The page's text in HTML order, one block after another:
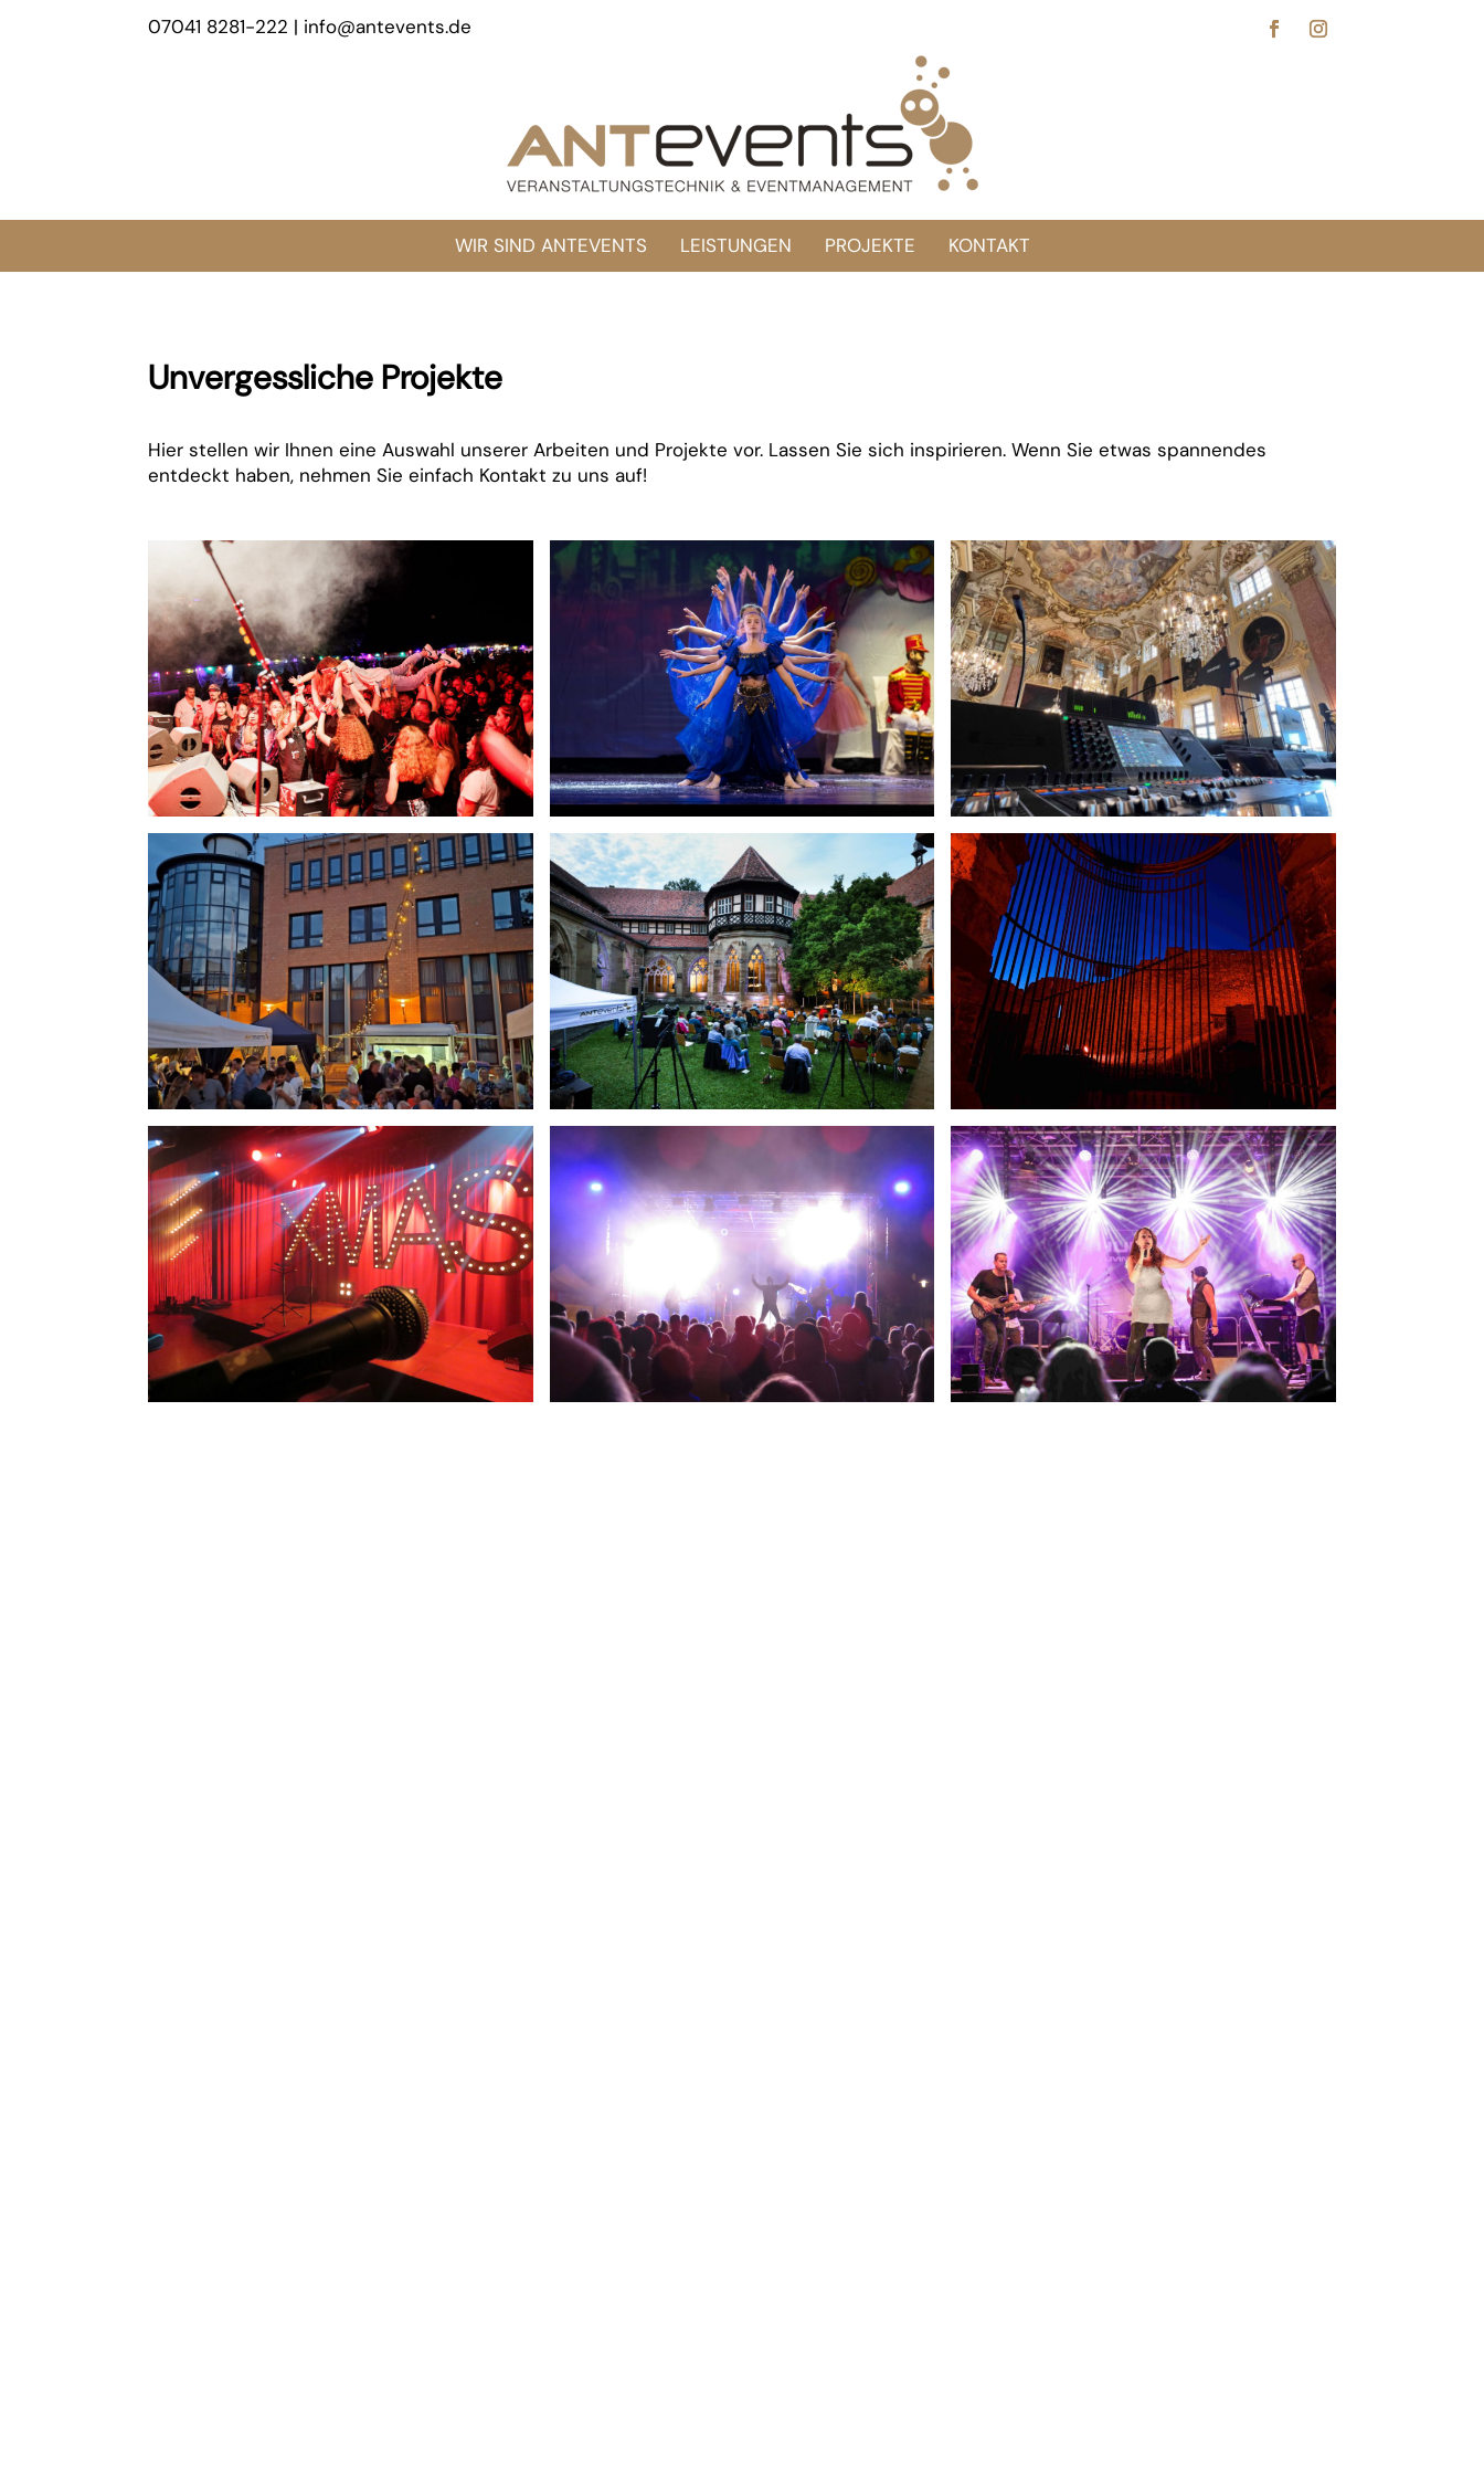
07041 8281-222 | info@antevents.de
KONTAKT
PROJEKTE
LEISTUNGEN
WIR SIND ANTEVENTS
Unvergessliche Projekte
Hier stellen wir Ihnen eine Auswahl unserer Arbeiten und Projekte vor. Lassen Sie sich inspirieren. Wenn Sie etwas spannendes
entdeckt haben, nehmen Sie einfach Kontakt zu uns auf!